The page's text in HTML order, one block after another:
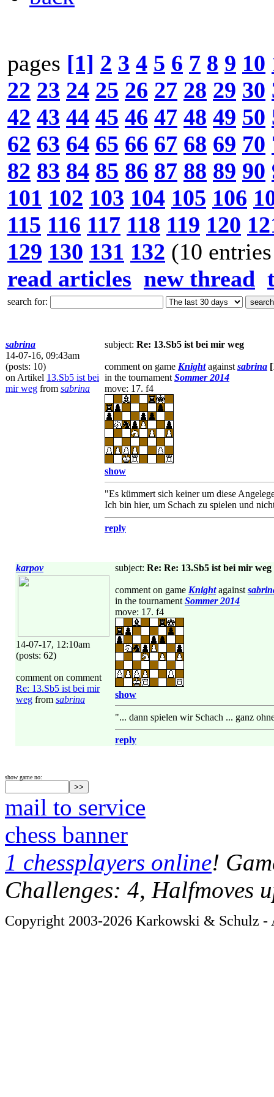
pages [1] 2 3 4 5 6 7 8 9 10
22 23 24 25 26 27 28 29 30
42 43 44 45 46 47 48 49 50
62 63 64 65 66 67 68 69 70
82 83 84 85 86 87 88 89 90
101 102 103 104 105 106
115 116 117 118 119 120
129 130 131 132 (10
read articles new thread
search for:
sabrina
14-07-16, 09:43am
(posts: 10)
on Artikel 13.Sb5 ist bei
mir weg from sabrina
subject: Re: 13.Sb5 ist bei mir weg
comment on game Knightagainst sabrina
in the tournament Sommer 2014
move: 17. f4
show
"Es kümmert sich keiner um diese
Ich bin hier, um Schach zu spielen und
reply
karpov
14-07-17, 12:10am
(posts: 62)
comment on comment
Re: 13.Sb5 ist bei mir
weg from sabrina
subject: Re: Re: 13.Sb5 ist bei mir weg
comment on game Knightagainst
in the tournament Sommer 2014
move: 17. f4
show
"... dann spielen wir Schach ... ganz
reply
show game no:
mail to service
chess banner
1 chessplayers online!
Challenges: 4, Halfmoves
Copyright 2003-2026 Karkowski & Schulz